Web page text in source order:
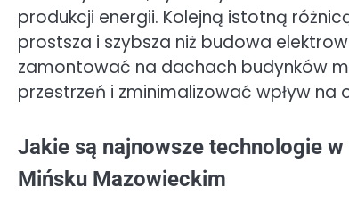
produkcji energii. Kolejną istotną
prostsza i szybsza niż budowa
zamontować na dachach budynków
przestrzeń i zminimalizować wpływ na
Jakie są najnowsze technologie
Mińsku Mazowieckim